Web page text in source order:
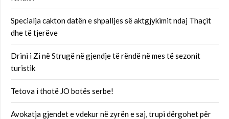
Specialja cakton datën e shpalljes së aktgjykimit ndaj Thaçit
dhe të tjerëve
Drini i Zi në Strugë në gjendje të rëndë në mes të sezonit
turistik
Tetova i thotë JO botës serbe!
Avokatja gjendet e vdekur në zyrën e saj, trupi dërgohet për